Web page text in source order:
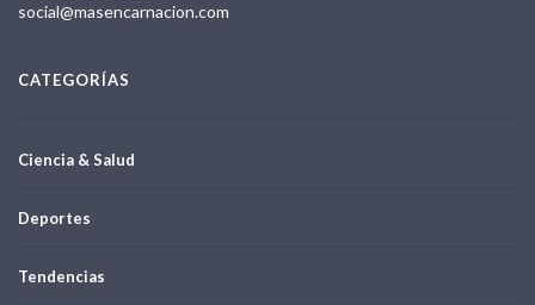
social@masencarnacion.com
CATEGORÍAS
Ciencia & Salud
Deportes
Tendencias